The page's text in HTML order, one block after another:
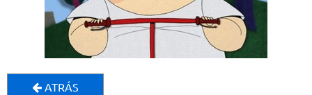
ATRÁS